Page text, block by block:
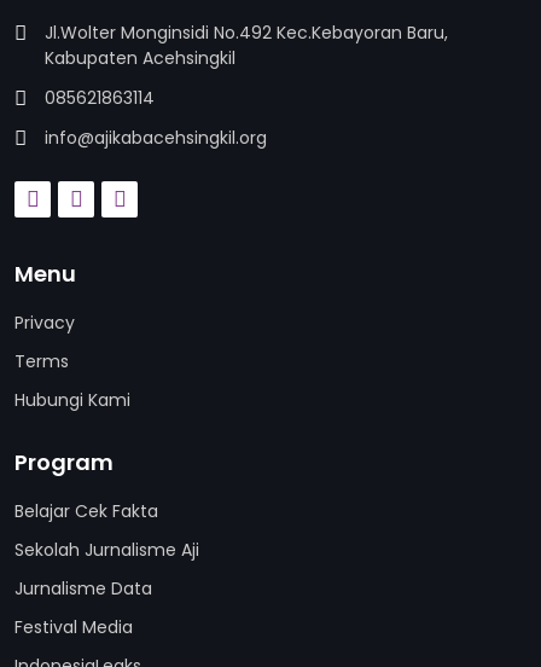
Jl.Wolter Monginsidi No.492 Kec.Kebayoran Baru,
Kabupaten Acehsingkil
085621863114
info@ajikabacehsingkil.org
Menu
Privacy
Terms
Hubungi Kami
Program
Belajar Cek Fakta
Sekolah Jurnalisme Aji
Jurnalisme Data
Festival Media